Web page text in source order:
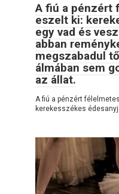
A fiú a pénzért
eszelt ki:
egy vad és
abban
megszabadul
álmában sem
az állat.
A fiú a pénzért
kerekesszékes